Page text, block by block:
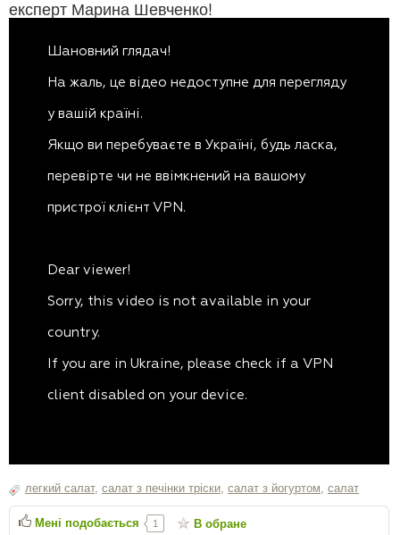
експерт Марина Шевченко!
легкий салат, салат з печінки тріски салат з йогуртом салат
Мені подобається 1 В обране